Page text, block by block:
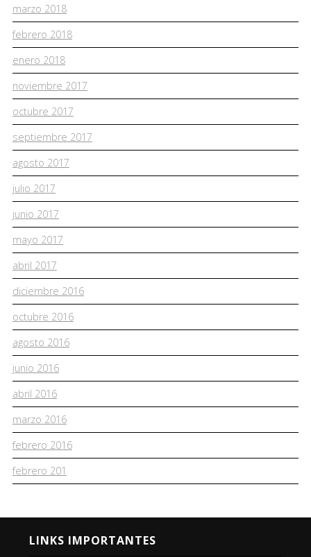
marzo 2018
febrero 2018
enero 2018
noviembre 2017
octubre 2017
septiembre 2017
agosto 2017
julio 2017
junio 2017
mayo 2017
abril 2017
diciembre 2016
octubre 2016
agosto 2016
junio 2016
abril 2016
marzo 2016
febrero 2016
febrero 201
LINKS IMPORTANTES